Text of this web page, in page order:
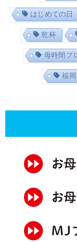
はじめての日
乾杯
母時間プ
福岡